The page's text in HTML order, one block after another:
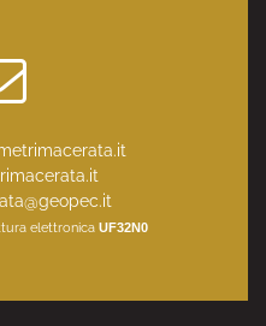
elettronica UF32N0